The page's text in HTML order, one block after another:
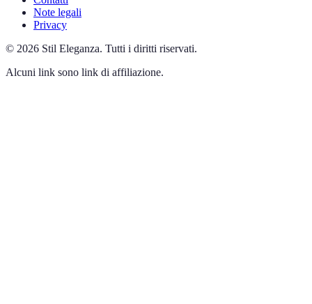
Note legali
Privacy
© 2026 Stil Eleganza. Tutti i diritti riservati.
Alcuni link sono link di affiliazione.